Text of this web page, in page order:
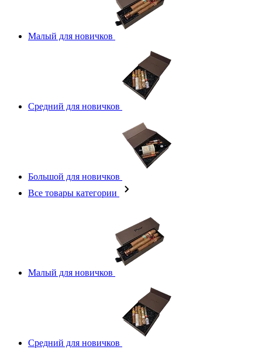
Малый для новичков
Средний для новичков
Большой для новичков
Все товары категории
Малый для новичков
Средний для новичков